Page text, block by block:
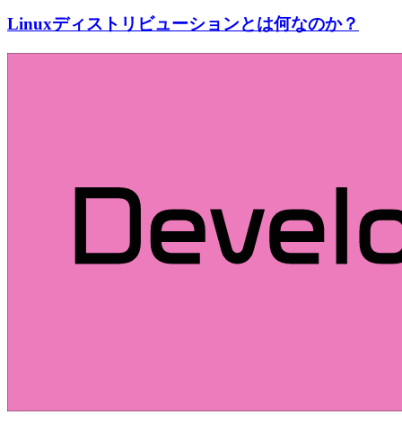
Linuxディストリビューションとは何なのか？